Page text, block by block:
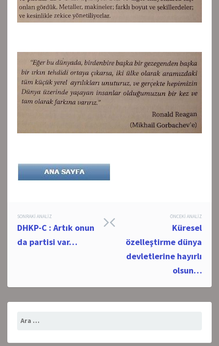
Post
navigation
ÖNCEKI ANALIZ
Küresel
özelleştirme dünya
devletlerine hayırlı
olsun…
SONRAKI ANALIZ
DHKP-C : Artık onun
da partisi var…
Arama: